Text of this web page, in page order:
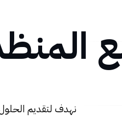
نهدف لتقديم الحلول